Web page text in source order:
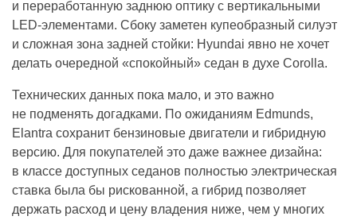
и переработанную заднюю оптику с вертикальными
LED-элементами. Сбоку заметен купеобразный силуэт
и сложная зона задней стойки: Hyundai явно не хочет
делать очередной «спокойный» седан в духе Corolla.
Технических данных пока мало, и это важно
не подменять догадками. По ожиданиям Edmunds,
Elantra сохранит бензиновые двигатели и гибридную
версию. Для покупателей это даже важнее дизайна:
в классе доступных седанов полностью электрическая
ставка была бы рискованной, а гибрид позволяет
держать расход и цену владения ниже, чем у многих